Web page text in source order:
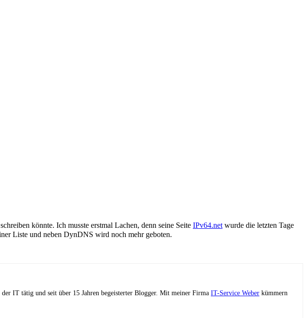
schreiben könnte. Ich musste erstmal Lachen, denn seine Seite IPv64.net wurde die letzten Tage
Liste und neben DynDNS wird noch mehr geboten.
IT tätig und seit über 15 Jahren begeisterter Blogger. Mit meiner Firma IT-Service Weber kümmern